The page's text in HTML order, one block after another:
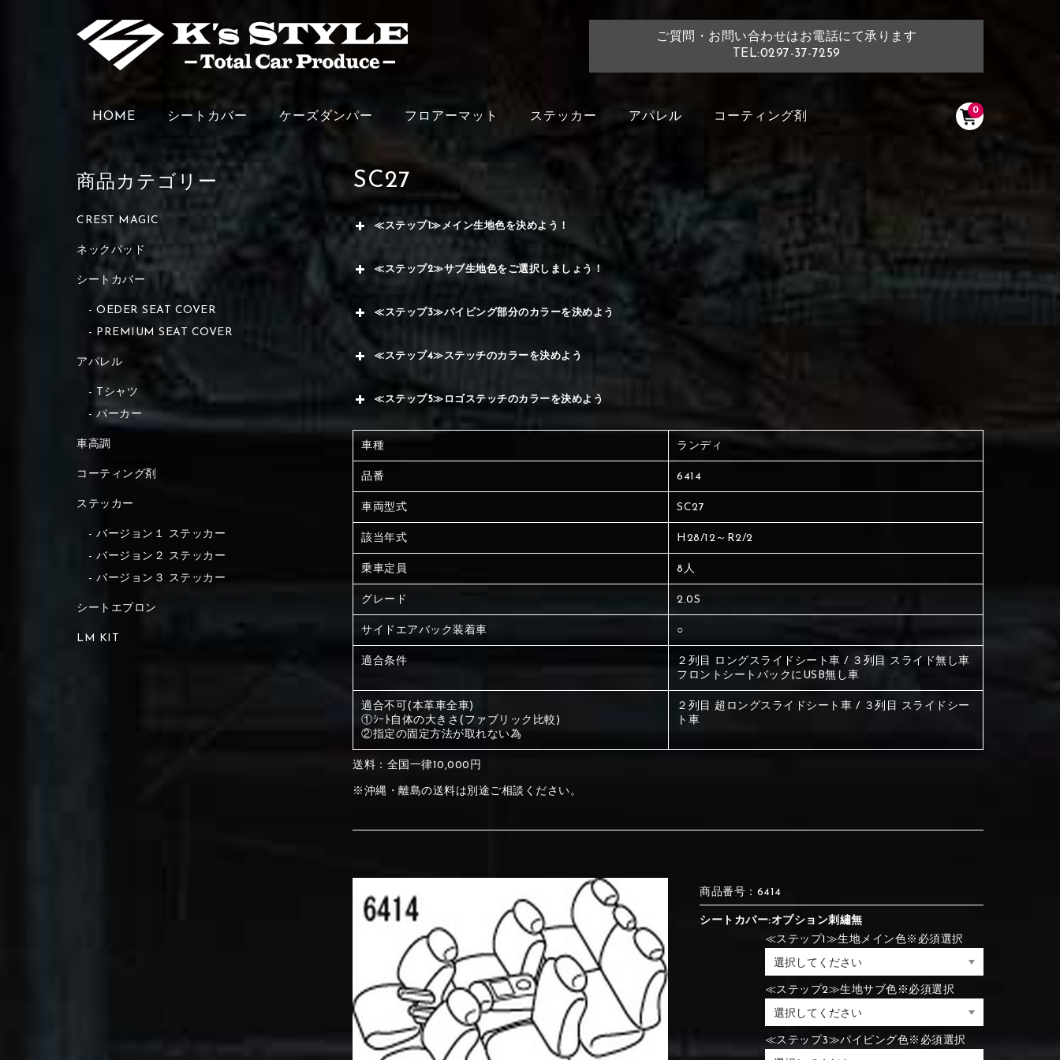
ご質問・お問い合わせはお電話にて承ります
TEL:0297-37-7259
0
HOME シートカバー ケーズダンパー フロアーマット ステッカー アパレル コーティング剤
SC27
≪ステップ1≫メイン生地色を決めよう！
赤く塗られている場所を選択
ください
⑤Dark Brown ⑥Yellow
⑨Pink ⑩White ⑪Black
≪ステップ2≫サブ生地色をご選択しましょう！
赤く塗られている部分にカラ
ー選択ください
①Beige
⑤Dark Brown ⑥Yellow ⑦Blue ⑧Orange
≪ステップ3≫パイピング部分のカラーを決めよう
ください
刺繍は下記21種類からご選択ください。
②Gray ③Red
⑤Dark Brown ⑥Yellow ⑦Blue ⑧Orange
≪ステップ4≫ステッチのカラーを決めよう
赤く塗られている場所を選択
ください
刺繍は下記21種類からご選択ください。
②Gray ③Light gray
⑤Ivory ⑥Red ⑦Wine-red ⑧Yellow
≪ステップ5≫ロゴステッチのカラーを決めよう
赤く塗られている場所を選択
ください
②Gray ③Light gray
⑤Ivory ⑥Red
車種 ランディ
品番 6414
車両型式 SC27
該当年式 H28/12～R2/2
乗車定員 8人
グレード 2.0S
サイドエアバック装着車 ○
適合条件
２列目 ロングスライドシート車 / ３列目 スライド無し車
フロントシートバックにUSB無し車
適合不可(本革車全車)
①ｼｰﾄ自体の大きさ(ファブリック比較)
②指定の固定方法が取れない為
２列目 超ロングスライドシート車 / ３列目 スライドシー
ト車
送料：全国一律10,000円
※沖縄・離島の送料は別途ご相談ください。
商品番号：6414
シートカバー:オプション刺繡無
≪ステップ1≫生地メイン色※必須選択
≪ステップ2≫生地サブ色※必須選択
≪ステップ3≫パイピング色※必須選択
商品カテゴリー
CREST MAGIC
ネックパッド
シートカバー
OEDER SEAT COVER
PREMIUM SEAT COVER
アパレル
Tシャツ
パーカー
車高調
コーティング剤
ステッカー
バージョン１ ステッカー
バージョン２ ステッカー
バージョン３ ステッカー
シートエプロン
LM KIT